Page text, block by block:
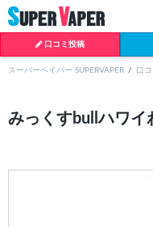
口コミ投稿
よく検索さ
クラプトン
MENTHOL(
スーパーベイパー SUPERVAPER 口コ
みっくすbullハワイ
見つからない場合データベー